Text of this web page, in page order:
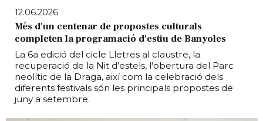
12.06.2026
Més d'un centenar de propostes culturals
completen la programació d'estiu de Banyoles
La 6a edició del cicle Lletres al claustre, la
recuperació de la Nit d’estels, l’obertura del Parc
neolític de la Draga, així com la celebració dels
diferents festivals són les principals propostes de
juny a setembre.